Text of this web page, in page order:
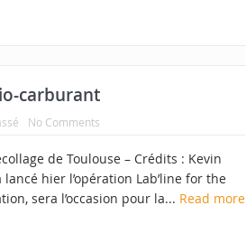
carburant
No Comments
de Toulouse – Crédits : Kevin
hier l’opération Lab’line for the
sera l’occasion pour la... Read more